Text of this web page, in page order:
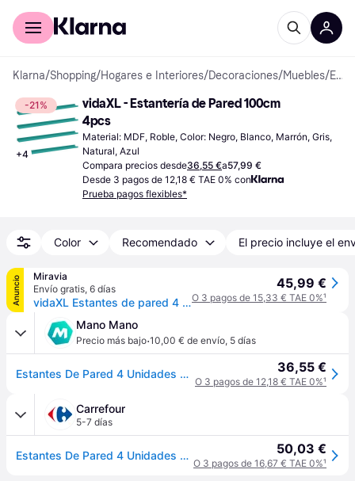
Comprar con Klarna
Klarna/Shopping/Hogares e Interiores/Decoraciones/Muebles/ Estanterías de Pared
-21%
+4
vidaXL - Estantería de Pared 100cm
4pcs
Material: MDF, Roble, Color: Negro, Blanco, Marrón, Gris,
Natural, Azul
Compara precios desde36,55 €a57,99 €
Desde 3 pagos de 12,18 € TAE 0% con
Prueba pagos flexibles*
Color Recomendado El precio incluye el
Anuncio
Miravia
Envío gratis, 6 días
vidaXL Estantes de pared 4 unidades gris hormigón 100x9x3 cm
45,99 €
O 3 pagos de 15,33 € TAE 0%¹
Mano Mano
Precio más bajo·10,00 € de envío, 5 días
Estantes De Pared 4 Unidades Gris 100x9x3 Cm Vidaxl 36,55 €
O 3 pagos de 12,18 € TAE 0%¹
Carrefour
5-7 días
Estantes De Pared 4 Unidades Roble Sonoma 100x9x3 Cm Vidaxl 50,03 €
O 3 pagos de 16,67 € TAE 0%¹